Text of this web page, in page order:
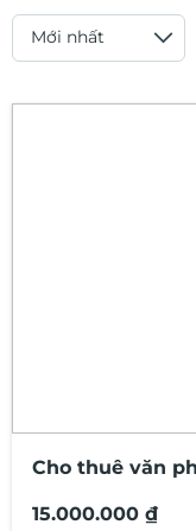
Cho thuê văn
15.000.000 ₫